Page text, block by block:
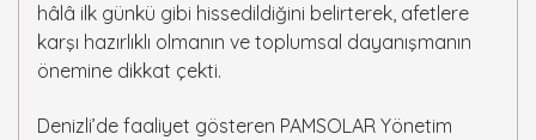
hâlâ ilk günkü gibi hissedildiğini belirterek, afetlere
karşı hazırlıklı olmanın ve toplumsal dayanışmanın
önemine dikkat çekti.
Denizli’de faaliyet gösteren PAMSOLAR Yönetim